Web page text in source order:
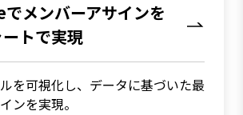
メンバーアサインを
トで実現
を可視化し、データに基づいた最
ンを実現。